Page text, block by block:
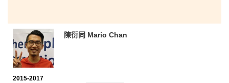
陳衍同 Mario Chan
2015-2017